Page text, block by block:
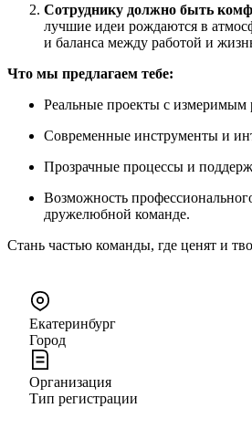
Сотруднику должно быть
лучшие идеи рождаются в
и баланса между работой и
Что мы предлагаем тебе:
Реальные проекты с измеримым
Современные инструменты и
Прозрачные процессы и
Возможность
дружелюбной команде.
Стань частью команды, где ценят и
Екатеринбург
Город
Организация
Тип регистрации